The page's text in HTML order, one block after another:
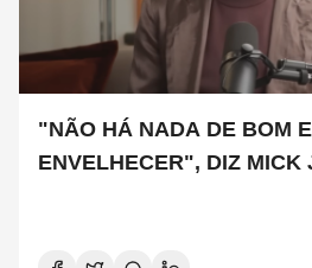
"NÃO HÁ NADA DE BOM
ENVELHECER", DIZ MICK